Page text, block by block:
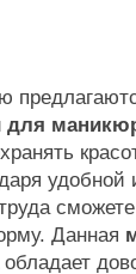
для
удобной
Данная
обладает